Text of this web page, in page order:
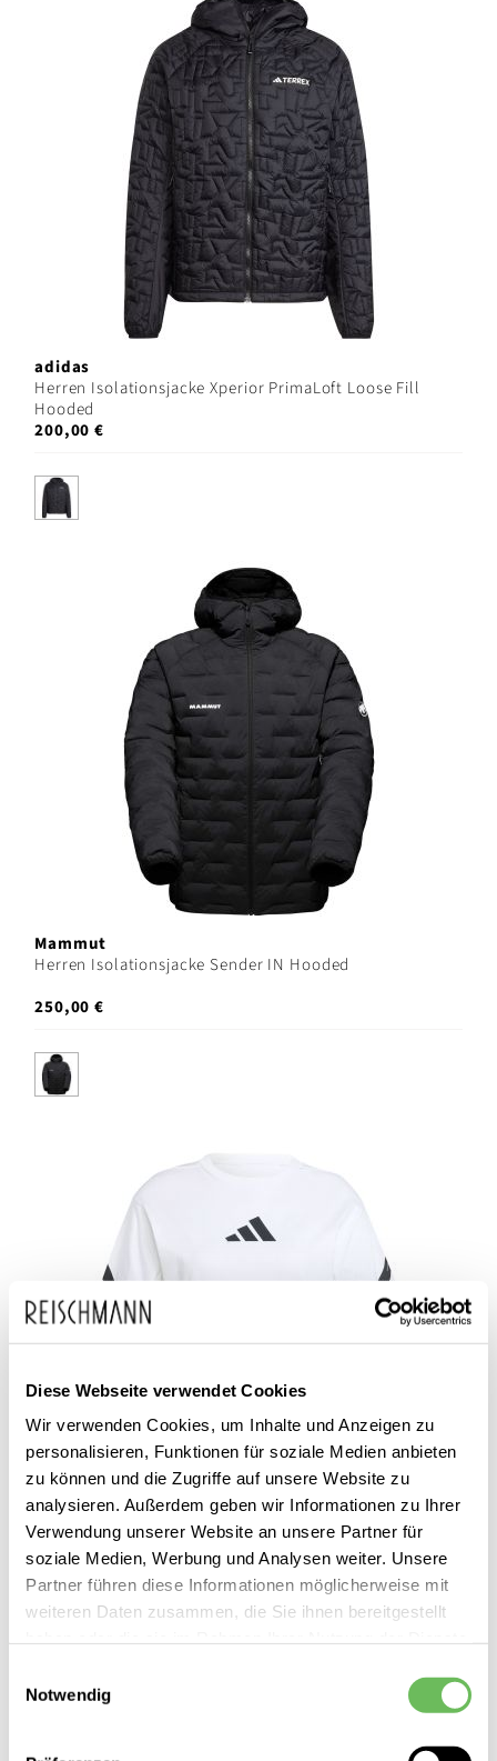
Diese Webseite verwendet Cookies
Wir verwenden Cookies, um Inhalte und Anzeigen zu
personalisieren, Funktionen für soziale Medien anbieten
zu können und die Zugriffe auf unsere Website zu
analysieren. Außerdem geben wir Informationen zu Ihrer
Verwendung unserer Website an unsere Partner für
soziale Medien, Werbung und Analysen weiter. Unsere
Partner führen diese Informationen möglicherweise mit
weiteren Daten zusammen, die Sie ihnen bereitgestellt
Notwendig
adidas
Herren Isolationsjacke Xperior PrimaLoft Loose Fill
Hooded
200,00 €
Mammut
Herren Isolationsjacke Sender IN Hooded
250,00 €
adidas
Damen Trainingsshirt Z.N.E.
40,00 €